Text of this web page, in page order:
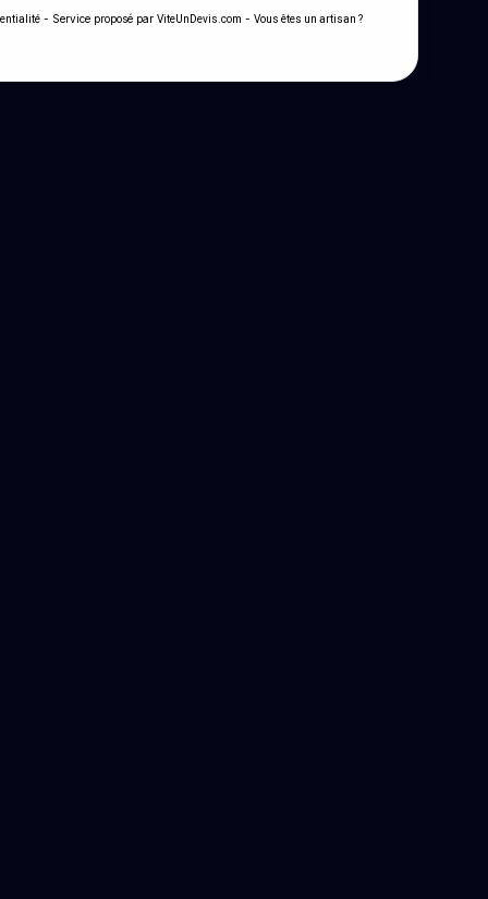
- Service proposé par ViteUnDevis.com - Vous êtes un artisan ?